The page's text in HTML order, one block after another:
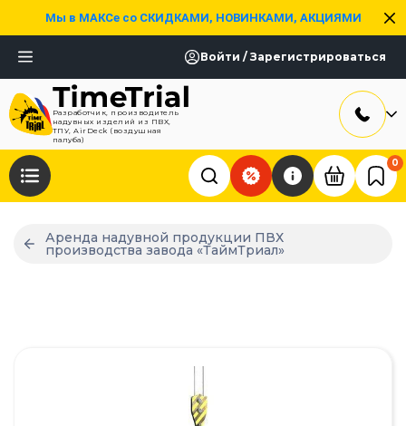
Мы в МАКСе со СКИДКАМИ, НОВИНКАМИ, АКЦИЯМИ
Войти / Зарегистрироваться
Разработчик, производитель
надувных изделий из ПВХ,
ТПУ, AirDeck (воздушная
палуба)
0
Аренда надувной продукции ПВХ
производства завода «ТаймТриал»